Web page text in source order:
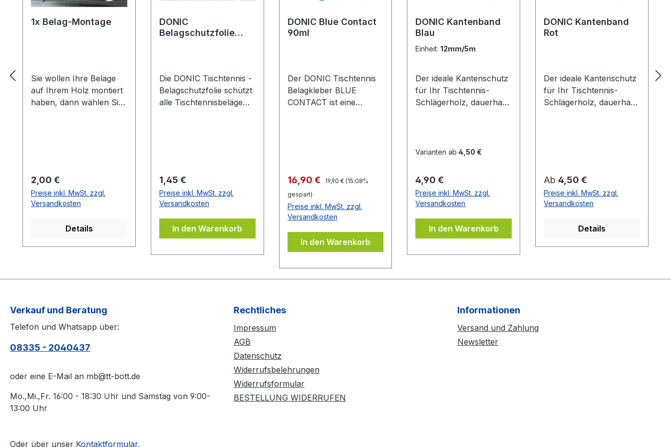
1x Belag-Montage
Sie wollen Ihre Beläge
auf Ihrem Holz montiert
haben, dann wählen Sie
die Vorhandseite auf der
das Emblem bzw. eine
Aufschrift zu sehen
bei der Belag Montage
inklusive.Bei den
KEINE Belag-Montage
legen.
Regulärer Preis:
2,00 €
Preise inkl. MwSt. zzgl.
Versandkosten
Details
DONIC
Belagschutzfolie
Die DONIC Tischtennis -
Belagschutzfolie schützt
alle Tischtennisbeläge
Haftung durch leicht
selbstklebende
Eigenschaften der Folie
auf Ihrem Belag.
Oberfläche des Belages
(z.B. mit einem DONIC
die Belagschutzfolie
Regulärer Preis:
1,45 €
Preise inkl. MwSt. zzgl.
Versandkosten
In den Warenkorb
DONIC Blue Contact
90ml
Der DONIC Tischtennis
Belagkleber BLUE
CONTACT ist eine
Konsistenz sorgt für eine
verbesserte
Klebewirkung und die
Beläge können auch
wieder problemlos
abgezogen werden,
Schwamm ausreißt bzw.
beschädigt wird. Durch
CONTACT beinhaltet
keine flüchtigen
organischen
Lösungsmittel und darf
Verkaufspreis:
16,90 € Regulärer Preis:
19,90 € (15.08%
gespart)
Preise inkl. MwSt. zzgl.
Versandkosten
In den Warenkorb
DONIC Kantenband
Blau
Einheit:12mm/5m
Der ideale Kantenschutz
für Ihr Tischtennis-
Schlägerholz, dauerhaft
Varianten ab 4,50 €
Regulärer Preis:
4,90 €
Preise inkl. MwSt. zzgl.
Versandkosten
In den Warenkorb
DONIC Kantenband
Rot
Der ideale Kantenschutz
für Ihr Tischtennis-
Schlägerholz, dauerhaft
Regulärer Preis:
Ab4,50 €
Preise inkl. MwSt. zzgl.
Versandkosten
Details
Verkauf und Beratung
Telefon und Whatsapp über:
08335 - 2040437
oder eine E-Mail an mb@tt-bott.de
Mo.,Mi.,Fr. 16:00 - 18:30 Uhr und Samstag von 9:00-
13:00 Uhr
Oder über unser Kontaktformular.
Rechtliches
Impressum
AGB
Datenschutz
Widerrufsbelehrungen
Widerrufsformular
BESTELLUNG WIDERRUFEN
Informationen
Versand und Zahlung
Newsletter